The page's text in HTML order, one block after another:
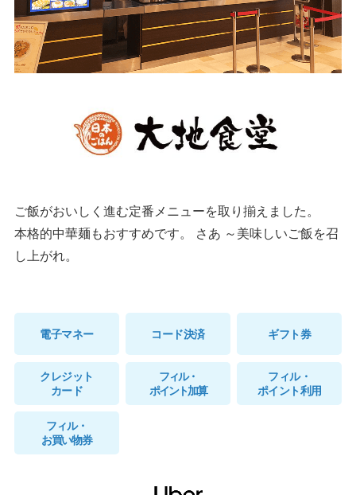
ご飯がおいしく進む定番メニューを取り揃えました。
本格的中華麺もおすすめです。 さあ ～美味しいご飯を召
し上がれ。
電子マネー コード決済 ギフト券
クレジット
カード
フィル・
ポイント加算
フィル・
ポイント利用
フィル・
お買い物券